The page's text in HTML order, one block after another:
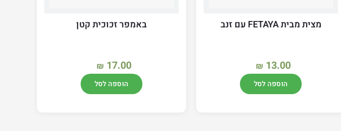
מצית מבית FETAYA עם זנב
₪ 13.00
הוספה לסל
באמפר זכוכית קטן
₪ 17.00
הוספה לסל